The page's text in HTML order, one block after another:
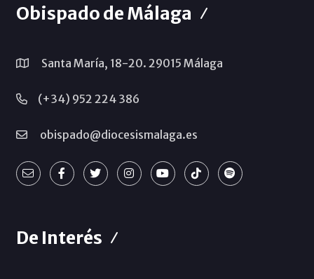
Obispado de Málaga
Santa María, 18-20. 29015 Málaga
(+34) 952 224 386
obispado@diocesismalaga.es
De Interés